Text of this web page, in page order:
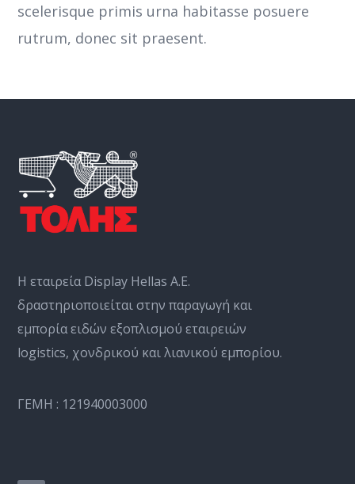
scelerisque primis urna habitasse posuere
rutrum, donec sit praesent.
Η εταιρεία Display Hellas Α.Ε.
δραστηριοποιείται στην παραγωγή και
εμπορία ειδών εξοπλισμού εταιρειών
logistics, χονδρικού και λιανικού εμπορίου.
ΓΕΜΗ : 121940003000